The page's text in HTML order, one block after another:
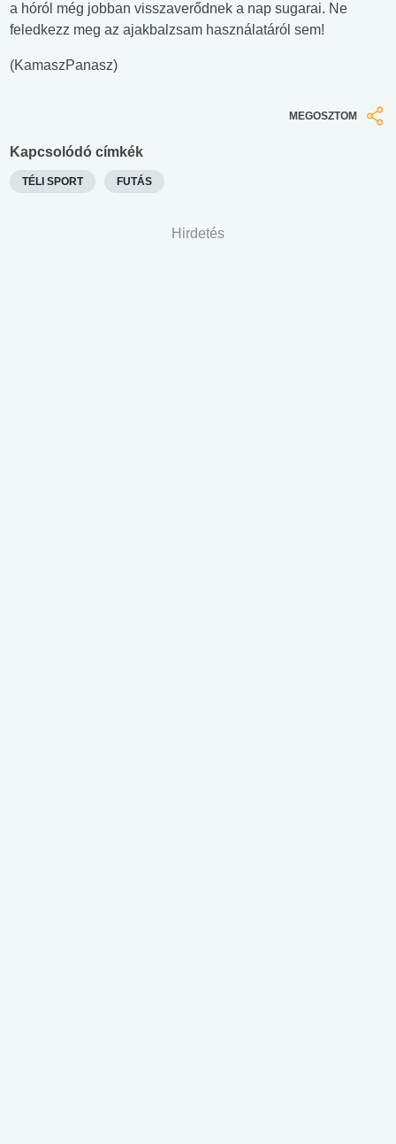
a hóról még jobban visszaverődnek a nap sugarai. Ne
feledkezz meg az ajakbalzsam használatáról sem!
(KamaszPanasz)
MEGOSZTOM
Kapcsolódó címkék
TÉLI SPORT FUTÁS
Hirdetés